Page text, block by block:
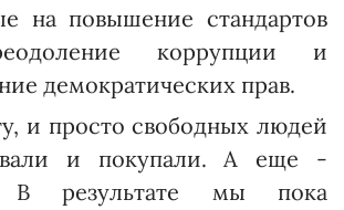
на повышение стандартов
коррупции и
демократических прав.
и просто свободных людей
и покупали. А еще -
В результате мы пока